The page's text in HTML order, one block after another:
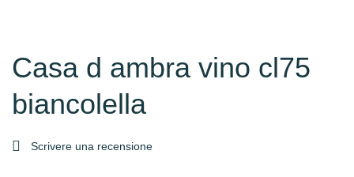
Casa d ambra vino cl75
biancolella
 Scrivere una recensione